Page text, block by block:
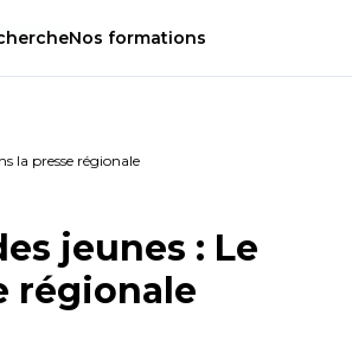
Nos formations
la presse régionale
jeunes : Le
régionale